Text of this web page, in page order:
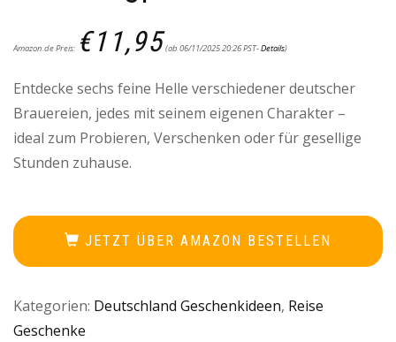
Amazon.de Preis: €11,95(ab 06/11/2025 20:26 PST-Details)
Entdecke sechs feine Helle verschiedener deutscher
Brauereien, jedes mit seinem eigenen Charakter –
ideal zum Probieren, Verschenken oder für gesellige
Stunden zuhause.
JETZT ÜBER AMAZON BESTELLEN
Kategorien: Deutschland Geschenkideen, Reise
Geschenke